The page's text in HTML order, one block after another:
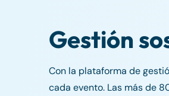
Gestión
Con la plataforma de
cada evento. Las más de